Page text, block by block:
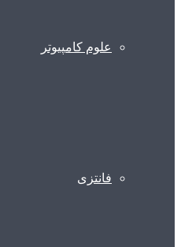
علوم کامپیوتر
فانتزی